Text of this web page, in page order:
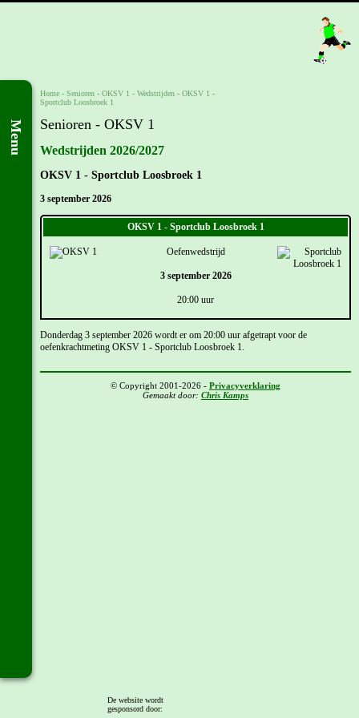
Menu
Home - Senioren - OKSV 1 - Wedstrijden - OKSV 1 -
Sportclub Loosbroek 1
Senioren - OKSV 1
Wedstrijden 2026/2027
OKSV 1 - Sportclub Loosbroek 1
3 september 2026
OKSV 1 - Sportclub Loosbroek 1
Oefenwedstrijd
3 september 2026
20:00 uur
Donderdag 3 september 2026 wordt er om 20:00 uur afgetrapt voor de
oefenkrachtmeting OKSV 1 - Sportclub Loosbroek 1.
© Copyright 2001-2026 - Privacyverklaring
Gemaakt door: Chris Kamps
De website wordt
gesponsord door: